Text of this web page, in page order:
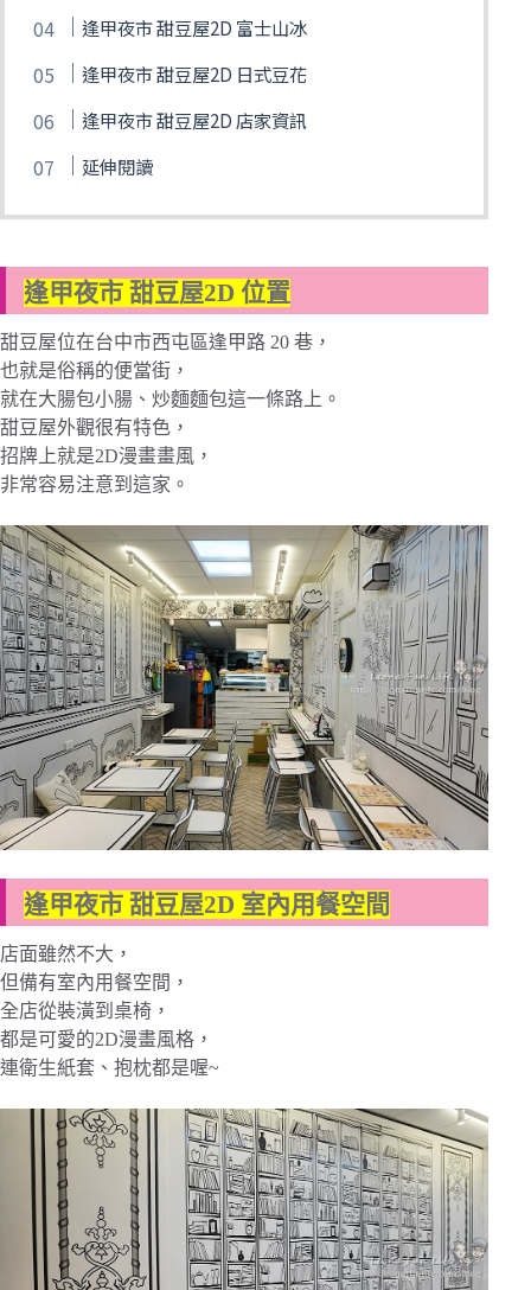
逢甲夜市 甜豆屋2D 富士山冰
逢甲夜市 甜豆屋2D 日式豆花
逢甲夜市 甜豆屋2D 店家資訊
延伸閱讀
逢甲夜市 甜豆屋2D 位置
甜豆屋位在台中市西屯區逢甲路 20 巷，
也就是俗稱的便當街，
就在大腸包小腸、炒麵麵包這一條路上。
甜豆屋外觀很有特色，
招牌上就是2D漫畫畫風，
非常容易注意到這家。
逢甲夜市 甜豆屋2D 室內用餐空間
店面雖然不大，
但備有室內用餐空間，
全店從裝潢到桌椅，
都是可愛的2D漫畫風格，
連衛生紙套、抱枕都是喔~